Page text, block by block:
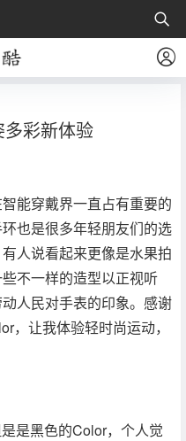
彩新体验
能穿戴界一直占有重要的
也是很多年轻朋友们的选
人说看起来更像是水果拍
不一样的造型以正视听
人民对手表的印象。感谢
，让我体验轻时尚运动，
是黑色的Color，个人觉